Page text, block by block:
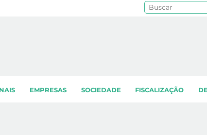
EMPRESAS SOCIEDADE FISCALIZAÇÃO